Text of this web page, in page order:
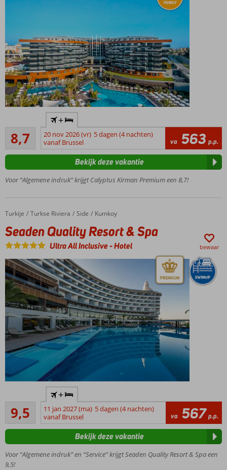
Spiksplinternieuw
resort in Kumköy
Op
loopafstand
van het
Tuin met
en
restaurants
en 5 bars
luxe
kamers
en
suites
8,7Aanrader
108
beoordelingen
+
20 nov 2026 (vr) 5 dagen (4 nachten)
vanaf Brussel
va 563 p.p.
Voor “Algemene indruk” krijgt Calyptus Kirman Premium een 8,7!
Bekijk deze vakantie
Home
Turkije Turkse Riviera Side Kumkoy
Seaden Quality Resort & Spa
Seaden Quality Resort & Spa
Ultra All Inclusive-Hotel bewaar
Gloednieuw
Direct aan
een
privéstrand
3 À-la-
carterestaurants
9,5
Uitmuntend
64
beoordelingen
+
11 jan 2027 (ma) 5 dagen (4 nachten)
vanaf Brussel
va 567 p.p.
Voor “Algemene indruk” en “Service” krijgt Seaden Quality Resort & Spa een
9,5!
Bekijk deze vakantie